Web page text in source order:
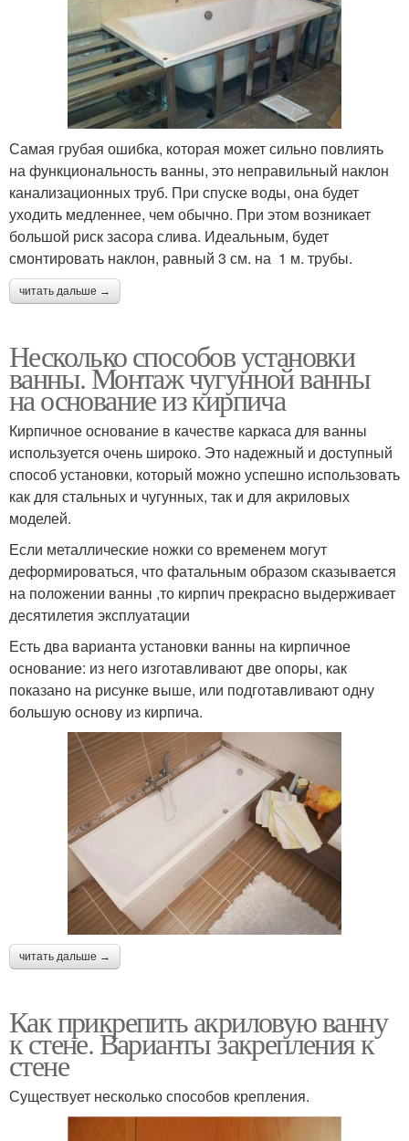
Самая грубая ошибка, которая может сильно повлиять
на функциональность ванны, это неправильный наклон
канализационных труб. При спуске воды, она будет
уходить медленнее, чем обычно. При этом возникает
большой риск засора слива. Идеальным, будет
смонтировать наклон, равный 3 см. на 1 м. трубы.
читать дальше →
Несколько способов установки
ванны. Монтаж чугунной ванны
на основание из кирпича
Кирпичное основание в качестве каркаса для ванны
используется очень широко. Это надежный и доступный
способ установки, который можно успешно использовать
как для стальных и чугунных, так и для акриловых
моделей.
Если металлические ножки со временем могут
деформироваться, что фатальным образом сказывается
на положении ванны ,то кирпич прекрасно выдерживает
десятилетия эксплуатации
Есть два варианта установки ванны на кирпичное
основание: из него изготавливают две опоры, как
показано на рисунке выше, или подготавливают одну
большую основу из кирпича.
читать дальше →
Как прикрепить акриловую ванну
к стене. Варианты закрепления к
стене
Существует несколько способов крепления.